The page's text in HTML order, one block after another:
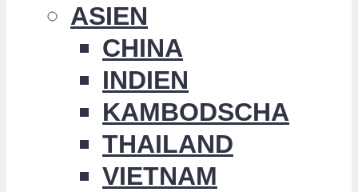
ASIEN
CHINA
INDIEN
KAMBODSCHA
THAILAND
VIETNAM